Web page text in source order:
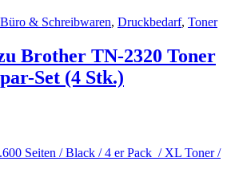
Büro & Schreibwaren, Druckbedarf, Toner
Brother TN-2320 Toner
Set (4 Stk.)
Seiten / Black / 4 er Pack / XL Toner /